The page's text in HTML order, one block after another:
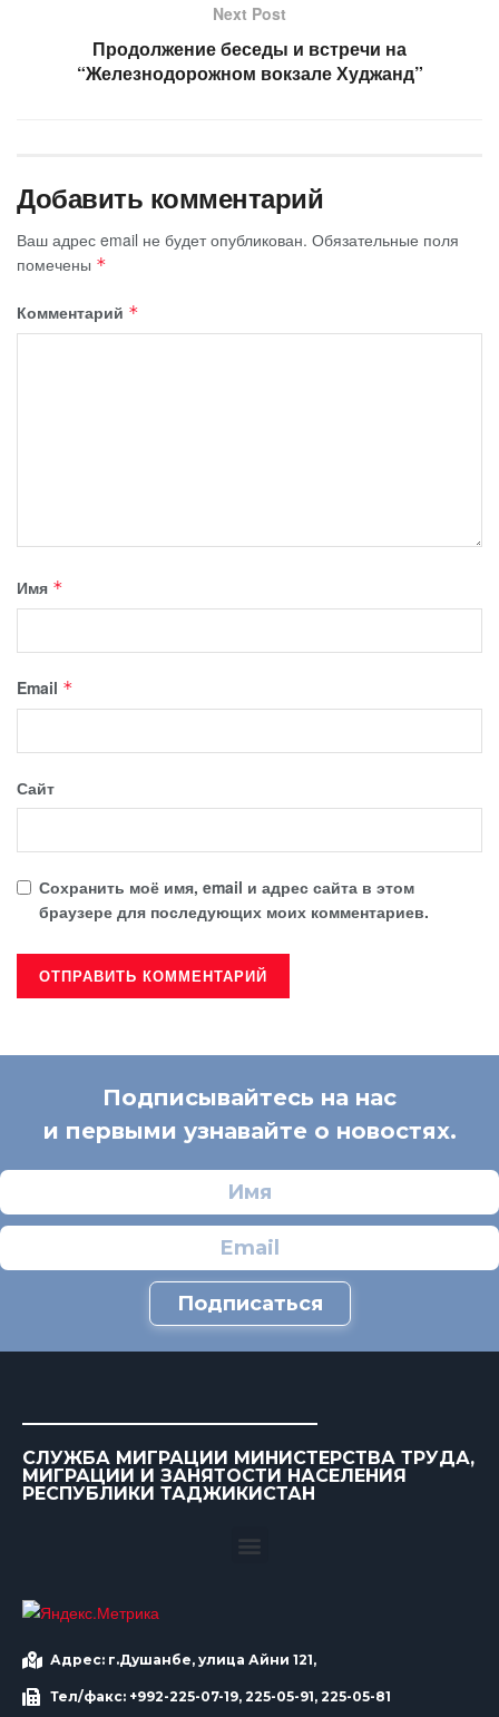
Next Post
Продолжение беседы и встречи на
“Железнодорожном вокзале Худжанд”
Добавить комментарий
Ваш адрес email не будет опубликован. Обязательные поля
помечены *
Комментарий *
Имя *
Email *
Сайт
Сохранить моё имя, email и адрес сайта в этом
браузере для последующих моих комментариев.
Подписывайтесь на нас
и первыми узнавайте о новостях.
Подписаться
СЛУЖБА МИГРАЦИИ МИНИСТЕРСТВА ТРУДА,
МИГРАЦИИ И ЗАНЯТОСТИ НАСЕЛЕНИЯ
РЕСПУБЛИКИ ТАДЖИКИСТАН
Адрес: г.Душанбе, улица Айни 121,
Тел/факс: +992-225-07-19, 225-05-91, 225-05-81